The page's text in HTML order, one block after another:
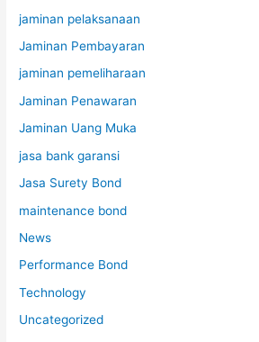
jaminan pelaksanaan
Jaminan Pembayaran
jaminan pemeliharaan
Jaminan Penawaran
Jaminan Uang Muka
jasa bank garansi
Jasa Surety Bond
maintenance bond
News
Performance Bond
Technology
Uncategorized